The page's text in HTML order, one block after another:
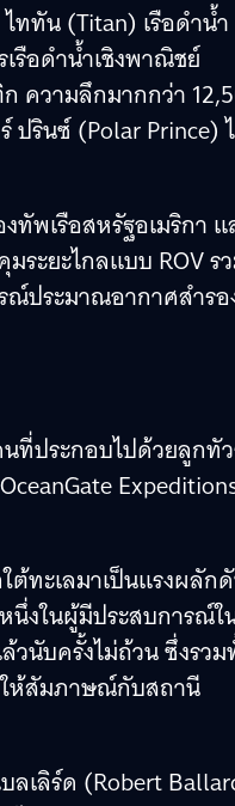
ททัน (Titan) เรือดำน้ำ
รือดำน้ำเชิงพาณิชย์
ความลึกมากกว่า
ปรินซ์ (Polar Prince)
พเรือสหรัฐอเมริกา แ
ระยะไกลแบบ ROV ร
ณ์ประมาณอากาศสำร
ที่ประกอบไปด้วยลูกทั
ทะเลมาเป็นแรงผลัก
นึ่งในผู้มีประสบการณ์ใ
วนับครั้งไม่ถ้วน ซึ่งรวม
ให้สัมภาษณ์กับสถานี
เลิร์ด (Robert